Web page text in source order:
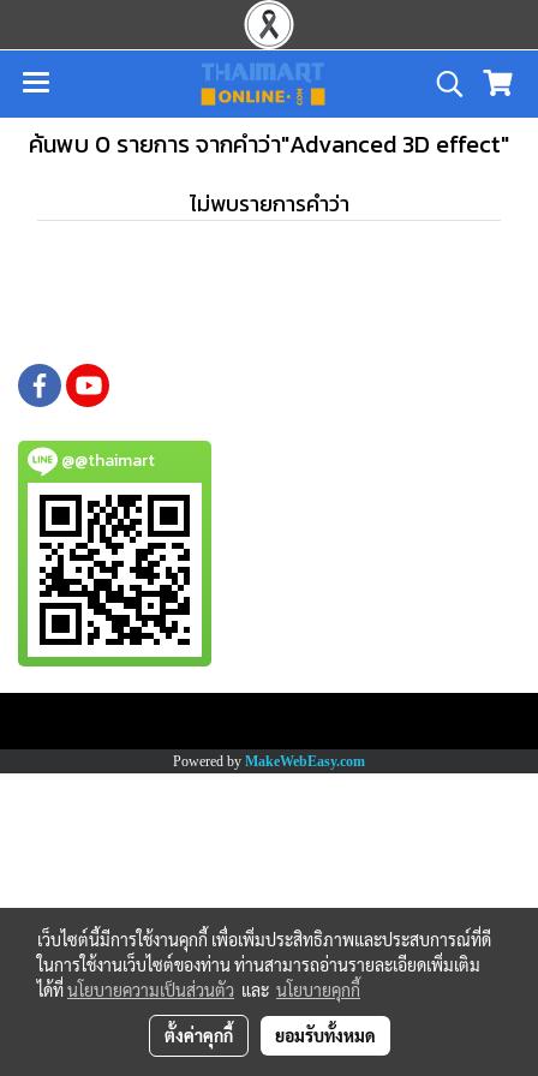
ค้นพบ 0 รายการ จากคำว่า"Advanced 3D effect"
ไม่พบรายการคำว่า
@@thaimart
Powered by MakeWebEasy.com
เว็บไซต์นี้มีการใช้งานคุกกี้ เพื่อเพิ่มประสิทธิภาพและประสบการณ์ที่ดี
ในการใช้งานเว็บไซต์ของท่าน ท่านสามารถอ่านรายละเอียดเพิ่มเติม
ได้ที่นโยบายความเป็นส่วนตัว และ นโยบายคุกกี้
ตั้งค่าคุกกี้ ยอมรับทั้งหมด